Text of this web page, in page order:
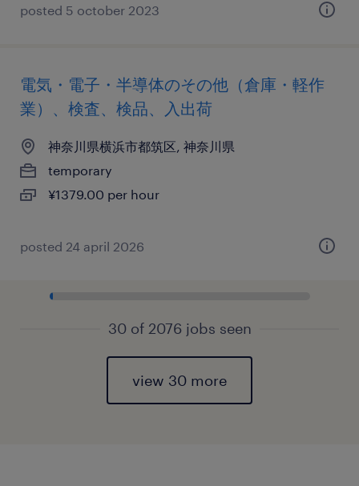
posted 5 october 2023
電気・電子・半導体のその他（倉庫・軽作
業）、検査、検品、入出荷
神奈川県横浜市都筑区, 神奈川県
temporary
¥1379.00 per hour
posted 24 april 2026
30 of 2076 jobs seen
view 30 more